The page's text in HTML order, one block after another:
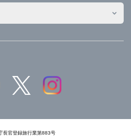
長官登録旅行業第883号